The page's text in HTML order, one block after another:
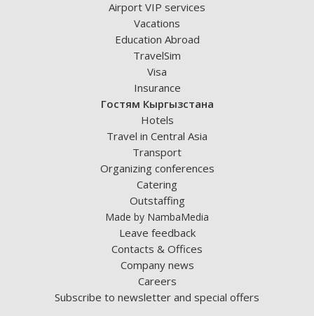
Airport VIP services
Vacations
Education Abroad
TravelSim
Visa
Insurance
Гостям Кыргызстана
Hotels
Travel in Central Asia
Transport
Organizing conferences
Catering
Outstaffing
Made by NambaMedia
Leave feedback
Contacts & Offices
Company news
Careers
Subscribe to newsletter and special offers